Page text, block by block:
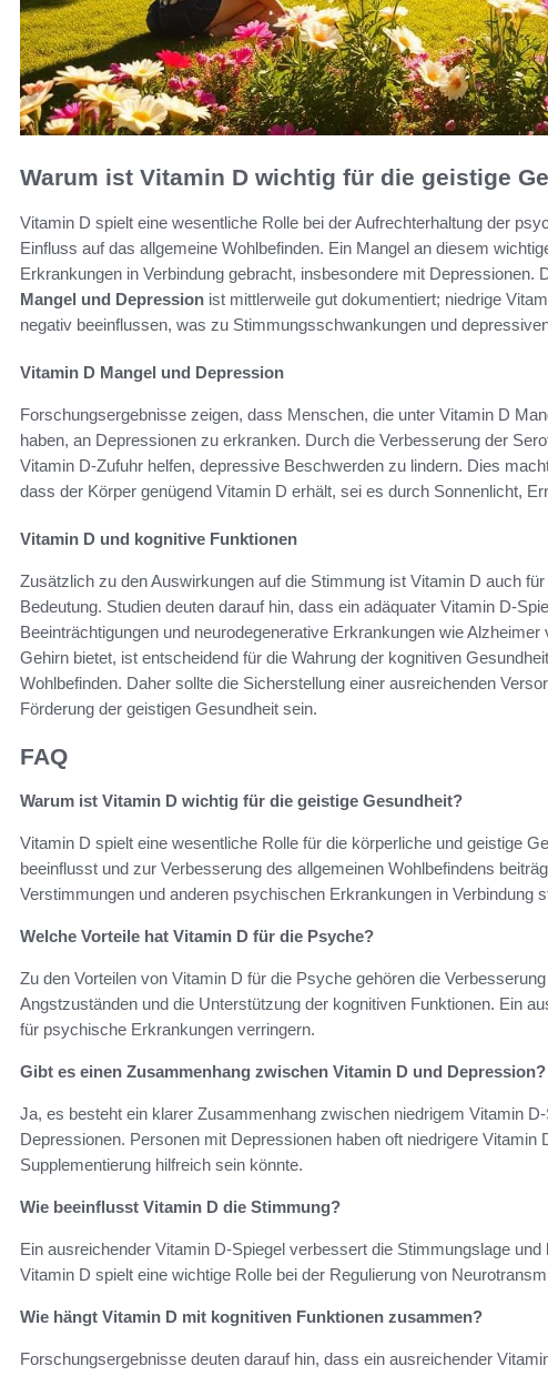
Warum ist Vitamin D wichtig für die geistige
Vitamin D spielt eine wesentliche Rolle bei der Aufrechterhaltung der
Einfluss auf das allgemeine Wohlbefinden. Ein Mangel an diesem
Erkrankungen in Verbindung gebracht, insbesondere mit Depressionen.
Mangel und Depression ist mittlerweile gut dokumentiert; niedrige
negativ beeinflussen, was zu Stimmungsschwankungen und
Vitamin D Mangel und Depression
Forschungsergebnisse zeigen, dass Menschen, die unter Vitamin D
haben, an Depressionen zu erkranken. Durch die Verbesserung der
Vitamin D-Zufuhr helfen, depressive Beschwerden zu lindern. Dies
dass der Körper genügend Vitamin D erhält, sei es durch Sonnenlicht,
Vitamin D und kognitive Funktionen
Zusätzlich zu den Auswirkungen auf die Stimmung ist Vitamin D auch
Bedeutung. Studien deuten darauf hin, dass ein adäquater Vitamin D-
Beeinträchtigungen und neurodegenerative Erkrankungen wie
Gehirn bietet, ist entscheidend für die Wahrung der kognitiven
Wohlbefinden. Daher sollte die Sicherstellung einer ausreichenden
Förderung der geistigen Gesundheit sein.
FAQ
Warum ist Vitamin D wichtig für die geistige Gesundheit?
Vitamin D spielt eine wesentliche Rolle für die körperliche und geistige
beeinflusst und zur Verbesserung des allgemeinen Wohlbefindens
Verstimmungen und anderen psychischen Erkrankungen in Verbindung
Welche Vorteile hat Vitamin D für die Psyche?
Zu den Vorteilen von Vitamin D für die Psyche gehören die
Angstzuständen und die Unterstützung der kognitiven Funktionen. Ein
für psychische Erkrankungen verringern.
Gibt es einen Zusammenhang zwischen Vitamin D und Depression?
Ja, es besteht ein klarer Zusammenhang zwischen niedrigem Vitamin
Depressionen. Personen mit Depressionen haben oft niedrigere Vitamin
Supplementierung hilfreich sein könnte.
Wie beeinflusst Vitamin D die Stimmung?
Ein ausreichender Vitamin D-Spiegel verbessert die Stimmungslage
Vitamin D spielt eine wichtige Rolle bei der Regulierung von
Wie hängt Vitamin D mit kognitiven Funktionen zusammen?
Forschungsergebnisse deuten darauf hin, dass ein ausreichender